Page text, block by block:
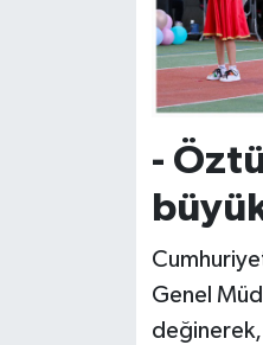
-
Genel
değinerek,